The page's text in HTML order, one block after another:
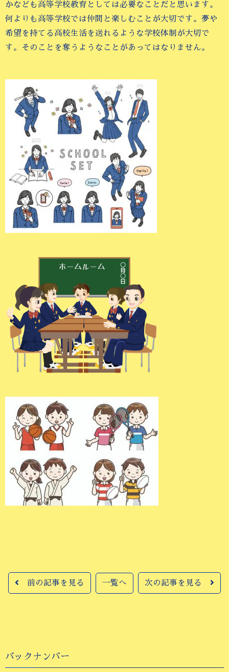
かなども高等学校教育としては必要なことだと思います。
何よりも高等学校では仲間と楽しむことが大切です。夢や
希望を持てる高校生活を送れるような学校体制が大切で
す。そのことを奪うようなことがあってはなりません。
前の記事を見る 一覧へ 次の記事を見る
バックナンバー